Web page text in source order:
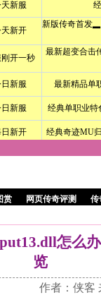
赏 网页传奇评测
传
怎么
览
作者：侠